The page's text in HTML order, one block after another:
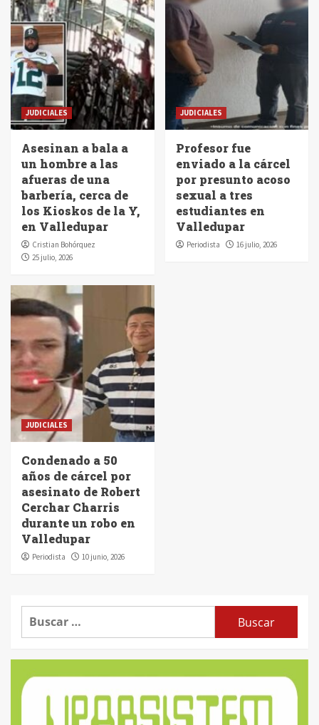
JUDICIALES
Asesinan a bala a
un hombre a las
afueras de una
barbería, cerca de
los Kioskos de la Y,
en Valledupar
Cristian Bohórquez
25 julio, 2026
JUDICIALES
Profesor fue
enviado a la cárcel
por presunto acoso
sexual a tres
estudiantes en
Valledupar
Periodista 16 julio, 2026
JUDICIALES
Condenado a 50
años de cárcel por
asesinato de Robert
Cerchar Charris
durante un robo en
Valledupar
Periodista 10 junio, 2026
Buscar: